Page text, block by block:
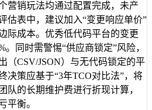
营销玩法均通过配置完成，未产
估表中，建议加入“变更响应单价”
际成本。优秀低代码平台的变更
同时需警惕“供应商锁定”风险，
（CSV/JSON）与无代码锁定的平
决策应基于“3年TCO对比法”，将
队的长期维护费进行折现计算，
平衡。